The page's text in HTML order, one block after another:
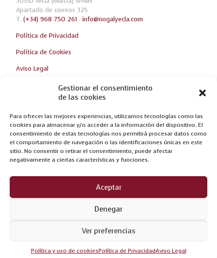
Gestionar el consentimiento
de las cookies
Para ofrecer las mejores experiencias, utilizamos tecnologías como las
cookies para almacenar y/o acceder a la información del dispositivo. El
consentimiento de estas tecnologías nos permitirá procesar datos como
el comportamiento de navegación o las identificaciones únicas en este
sitio. No consentir o retirar el consentimiento, puede afectar
negativamente a ciertas características y funciones.
Aceptar
Denegar
Ver preferencias
Política y uso de cookiesPolítica de PrivacidadAviso Legal
Apartado de correos 325
T. (+34) 968 750 261 . info@nogalyecla.com
Política de Privacidad
Política de Cookies
Aviso Legal
Breaking news
WE WAIT FOR YOU AT THE ZARAGOZA FURNITURE FAIR!
NEW CREATIONS AT FERIA DEL MUEBLE YECLA 2017
OPTIMUM, THE RESULT OF INNOVATION
© Nogalyecla. Web byGrupo SIM